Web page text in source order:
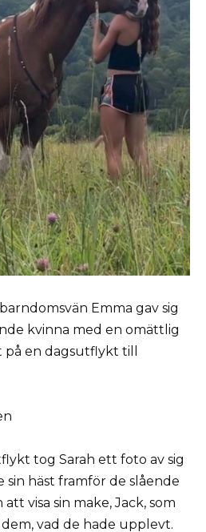
Emma gav sig
kvinna med en omättlig
en dagsutflykt till
tog Sarah ett foto av sig
sin häst framför de slående
visa sin make, Jack, som
vad de hade upplevt.